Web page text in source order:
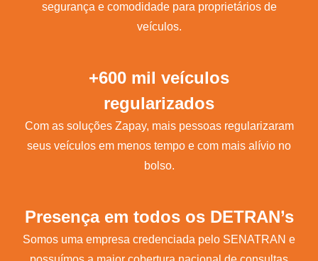
segurança e comodidade para proprietários de
veículos.
+600 mil veículos
regularizados
Com as soluções Zapay, mais pessoas regularizaram
seus veículos em menos tempo e com mais alívio no
bolso.
Presença em todos os DETRAN’s
Somos uma empresa credenciada pelo SENATRAN e